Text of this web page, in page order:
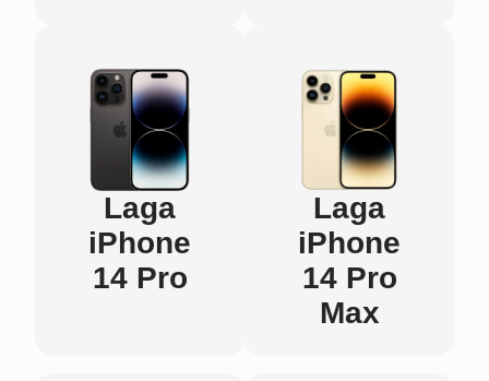
Laga
iPhone
14 Pro
Laga
iPhone
14 Pro
Max